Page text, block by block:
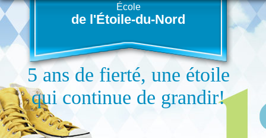
École
de l'Étoile-du-Nord
5 ans de fierté, une étoile
qui continue de grandir!